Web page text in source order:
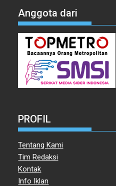
Anggota dari
PROFIL
Tentang Kami
Tim Redaksi
Kontak
Info Iklan